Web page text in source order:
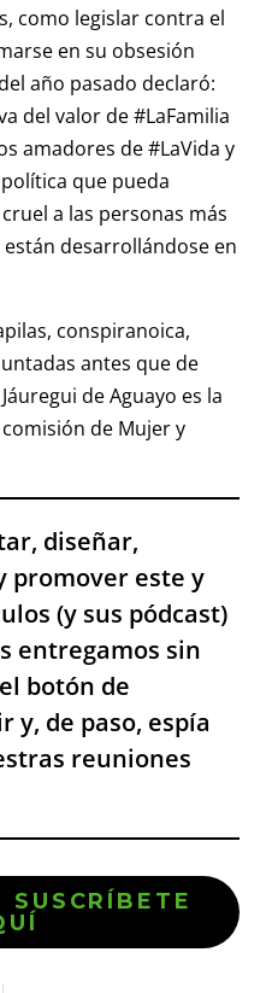
como legislar contra el
en su obsesión
año pasado declaró:
del valor de #LaFamilia
amadores de #LaVida y
que pueda
a las personas más
desarrollándose en
conspiranoica,
antes que de
de Aguayo es la
de Mujer y
diseñar,
promover este y
(y sus pódcast)
entregamos sin
botón de
y, de paso, espía
reuniones